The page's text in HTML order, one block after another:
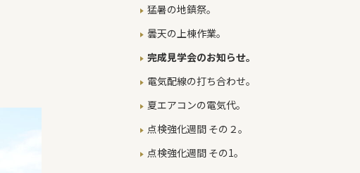
猛暑の地鎮祭。
曇天の上棟作業。
完成見学会のお知らせ。
電気配線の打ち合わせ。
夏エアコンの電気代。
点検強化週間 その２。
点検強化週間 その1。